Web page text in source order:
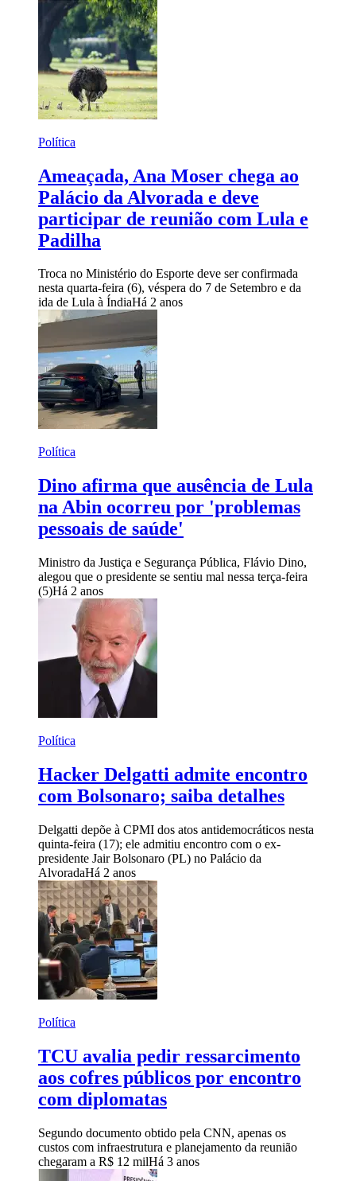
Política
Ameaçada, Ana Moser chega ao
Palácio da Alvorada e deve
participar de reunião com Lula e
Padilha
Troca no Ministério do Esporte deve ser confirmada
nesta quarta-feira (6), véspera do 7 de Setembro e da
ida de Lula à ÍndiaHá 2 anos
Política
Dino afirma que ausência de Lula
na Abin ocorreu por 'problemas
pessoais de saúde'
Ministro da Justiça e Segurança Pública, Flávio Dino,
alegou que o presidente se sentiu mal nessa terça-feira
(5)Há 2 anos
Política
Hacker Delgatti admite encontro
com Bolsonaro; saiba detalhes
Delgatti depõe à CPMI dos atos antidemocráticos nesta
quinta-feira (17); ele admitiu encontro com o ex-
presidente Jair Bolsonaro (PL) no Palácio da
AlvoradaHá 2 anos
Política
TCU avalia pedir ressarcimento
aos cofres públicos por encontro
com diplomatas
Segundo documento obtido pela CNN, apenas os
custos com infraestrutura e planejamento da reunião
chegaram a R$ 12 milHá 3 anos